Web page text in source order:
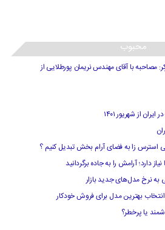
محبوب
مصاحبه با آقای مهندس نریمان پورطلایی از
از شهریور ۱۴۰۱
استرس زا به فضای آرام بخش تبدیل کنیم ؟
دارد؛ آرامش را به جاده برگردانید
به نرخ مدل‌های جدید بازار
بهترین مدل برای فروش خودکار
یا پرخطر؟